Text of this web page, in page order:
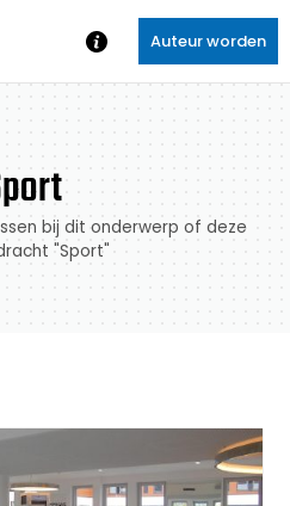
Auteur worden
bij dit onderwerp of deze
"Sport"